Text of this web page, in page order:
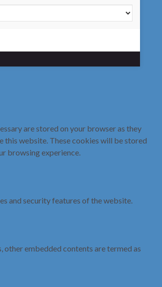
are stored on your browser as they
this website. These cookies will be stored
browsing experience.
and security features of the website.
embedded contents are termed as